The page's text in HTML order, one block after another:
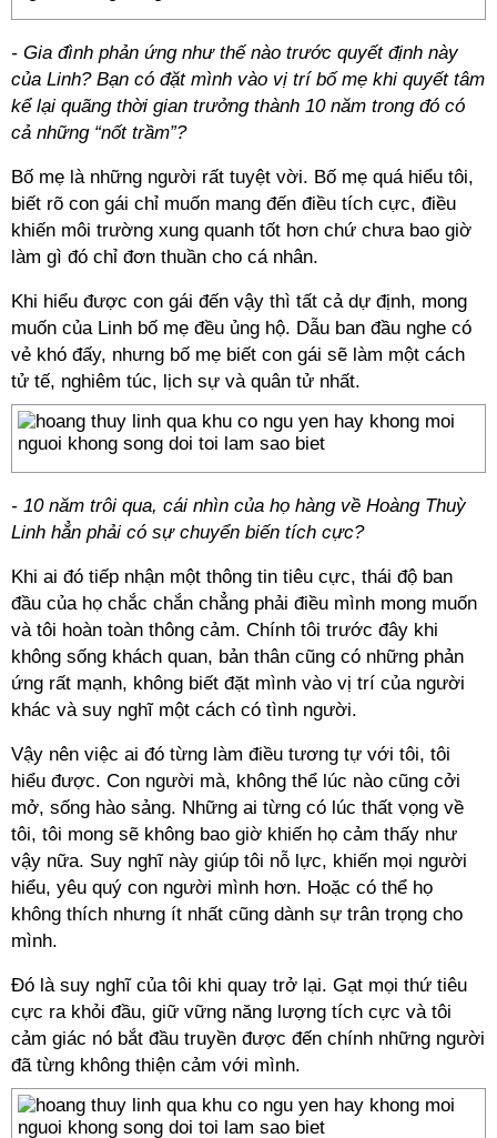
- Gia đình phản ứng như thế nào trước quyết định này
của Linh? Bạn có đặt mình vào vị trí bố mẹ khi quyết tâm
kể lại quãng thời gian trưởng thành 10 năm trong đó có
cả những “nốt trầm”?
Bố mẹ là những người rất tuyệt vời. Bố mẹ quá hiểu tôi,
biết rõ con gái chỉ muốn mang đến điều tích cực, điều
khiến môi trường xung quanh tốt hơn chứ chưa bao giờ
làm gì đó chỉ đơn thuần cho cá nhân.
Khi hiểu được con gái đến vậy thì tất cả dự định, mong
muốn của Linh bố mẹ đều ủng hộ. Dẫu ban đầu nghe có
vẻ khó đấy, nhưng bố mẹ biết con gái sẽ làm một cách
tử tế, nghiêm túc, lịch sự và quân tử nhất.
- 10 năm trôi qua, cái nhìn của họ hàng về Hoàng Thuỳ
Linh hẳn phải có sự chuyển biến tích cực?
Khi ai đó tiếp nhận một thông tin tiêu cực, thái độ ban
đầu của họ chắc chắn chẳng phải điều mình mong muốn
và tôi hoàn toàn thông cảm. Chính tôi trước đây khi
không sống khách quan, bản thân cũng có những phản
ứng rất mạnh, không biết đặt mình vào vị trí của người
khác và suy nghĩ một cách có tình người.
Vậy nên việc ai đó từng làm điều tương tự với tôi, tôi
hiểu được. Con người mà, không thể lúc nào cũng cởi
mở, sống hào sảng. Những ai từng có lúc thất vọng về
tôi, tôi mong sẽ không bao giờ khiến họ cảm thấy như
vậy nữa. Suy nghĩ này giúp tôi nỗ lực, khiến mọi người
hiểu, yêu quý con người mình hơn. Hoặc có thể họ
không thích nhưng ít nhất cũng dành sự trân trọng cho
mình.
Đó là suy nghĩ của tôi khi quay trở lại. Gạt mọi thứ tiêu
cực ra khỏi đầu, giữ vững năng lượng tích cực và tôi
cảm giác nó bắt đầu truyền được đến chính những người
đã từng không thiện cảm với mình.